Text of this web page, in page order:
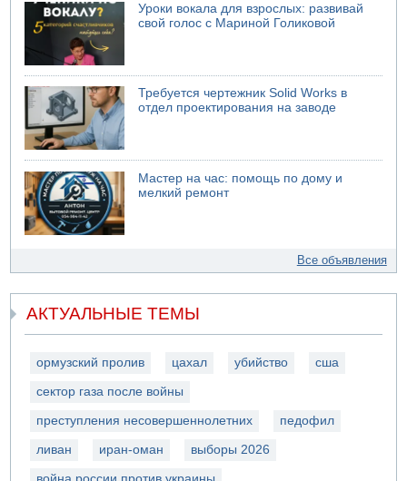
Уроки вокала для взрослых: развивай
свой голос с Мариной Голиковой
Требуется чертежник Solid Works в
отдел проектирования на заводе
Мастер на час: помощь по дому и
мелкий ремонт
Все объявления
АКТУАЛЬНЫЕ ТЕМЫ
ормузский пролив цахал убийство сша
сектор газа после войны
преступления несовершеннолетних педофил
ливан иран-оман выборы 2026